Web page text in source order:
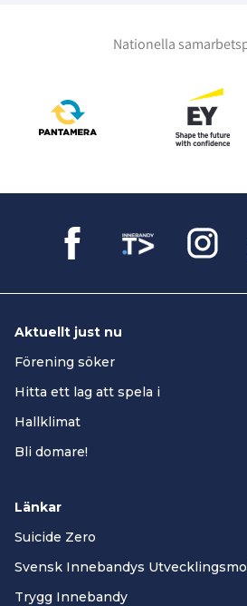
Nationella
Aktuellt just nu
Förening söker
Hitta ett lag att spela i
Hallklimat
Bli domare!
Länkar
Suicide Zero
Svensk Innebandys
Trygg Innebandy